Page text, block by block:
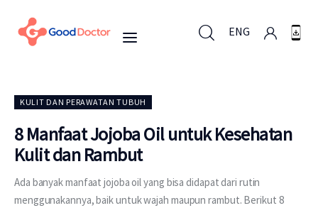
ENG
Untuk Bisnis
Untuk Anda
KULIT DAN PERAWATAN TUBUH
8 Manfaat Jojoba Oil untuk Kesehatan
Kulit dan Rambut
Ada banyak manfaat jojoba oil yang bisa didapat dari rutin
menggunakannya, baik untuk wajah maupun rambut. Berikut 8